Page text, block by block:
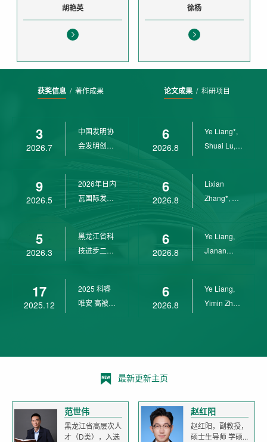
胡艳英 徐杨
获奖信息/ 著作成果
3
2026.7
中国发明协
会发明创业
9
2026.5
2026年日内
瓦国际发明
5
2026.3
黑龙江省科
技进步二等
17
2025.12
2025 科睿
唯安 高被引
论文成果/ 科研项目
6
2026.8
Ye Liang*,
Shuai Lu,
6
2026.8
Lixian
Zhang*, Ye
6
2026.8
Ye Liang,
Jianan
6
2026.8
Ye Liang,
Yimin Zhu,
最新更新主页
范世伟
黑龙江省高层次人
才（D类），入选
赵红阳
赵红阳，副教授，
硕士生导师 学硕...